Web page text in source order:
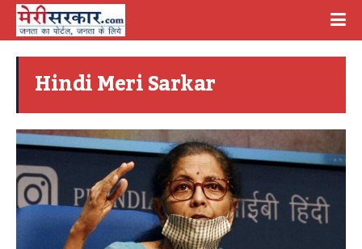
Hindi Meri Sarkar